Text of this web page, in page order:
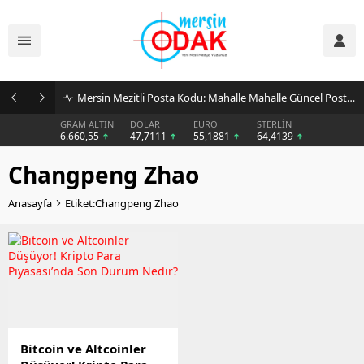
Mersin Mezitli Posta Kodu: Mahalle Mahalle Güncel Posta Kodu Rehberi
GRAM ALTIN
6.660,55
DOLAR
47,7111
EURO
55,1881
STERLİN
64,4139
Changpeng Zhao
Anasayfa Etiket:Changpeng Zhao
Bitcoin ve Altcoinler